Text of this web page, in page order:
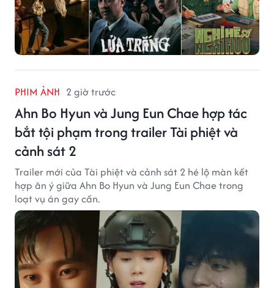
PHIM ẢNH 2 giờ trước
Ahn Bo Hyun và Jung Eun Chae hợp tác
bắt tội phạm trong trailer Tài phiệt và
cảnh sát 2
Trailer mới của Tài phiệt và cảnh sát 2 hé lộ màn kết
hợp ăn ý giữa Ahn Bo Hyun và Jung Eun Chae trong
loạt vụ án gay cấn.